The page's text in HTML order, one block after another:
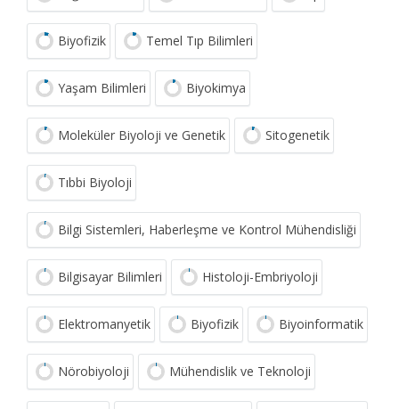
Biyofizik Temel Tıp Bilimleri
Yaşam Bilimleri Biyokimya
Moleküler Biyoloji ve Genetik Sitogenetik
Tıbbi Biyoloji
Bilgi Sistemleri, Haberleşme ve Kontrol Mühendisliği
Bilgisayar Bilimleri Histoloji-Embriyoloji
Elektromanyetik Biyofizik Biyoinformatik
Nörobiyoloji Mühendislik ve Teknoloji